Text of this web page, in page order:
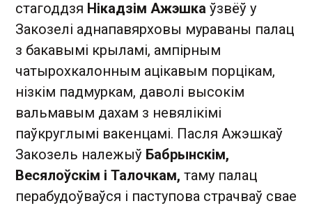
стагоддзя Нікадзім Ажэшка ўзвёў у
Закозелі аднапавярховы мураваны палац
з бакавымі крыламі, ампірным
чатырохкалонным ацікавым порцікам,
нізкім падмуркам, даволі высокім
вальмавым дахам з невялікімі
паўкруглымі вакенцамі. Пасля Ажэшкаў
Закозель належыў Бабрынскім,
Весялоўскім і Талочкам, таму палац
перабудоўваўся і паступова страчваў свае